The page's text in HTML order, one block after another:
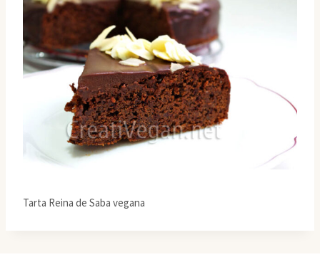
Tarta Reina de Saba vegana